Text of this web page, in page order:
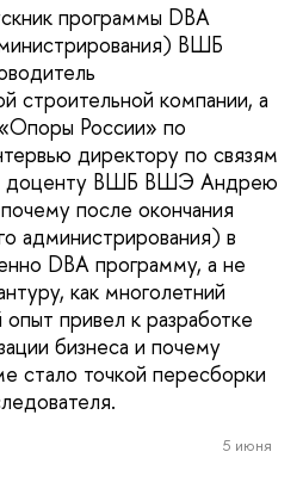
программы DBA
ВШБ
строительной компании, а
России» по
директору по связям
доценту ВШБ ВШЭ Андрею
после окончания
администрирования) в
DBA программу, а не
как многолетний
привел к разработке
бизнеса и почему
стало точкой пересборки
5 июня